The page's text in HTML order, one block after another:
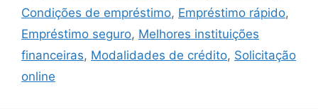
Condições de empréstimo, Empréstimo rápido,
Empréstimo seguro, Melhores instituições
financeiras, Modalidades de crédito, Solicitação
online